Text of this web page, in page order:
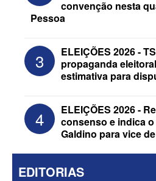
ELEIÇÕES 2026 - Após
confira candidatos ao
Senado da Paraíba
convenção nesta
Pessoa
3
ELEIÇÕES 2026 -
propaganda
estimativa para
4
ELEIÇÕES 2026 -
consenso e indica
Galdino para vice
EDITORIAS